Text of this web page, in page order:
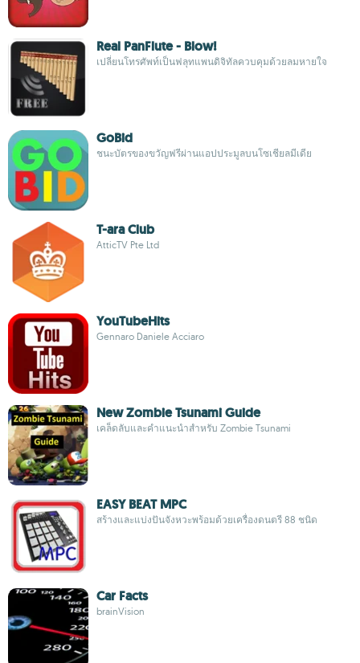
Real PanFlute - Blow!
เปลี่ยนโทรศัพท์เป็นฟลุทแพนดิจิทัลควบคุมด้วยลมหายใจ
GoBid
ชนะบัตรของขวัญฟรีผ่านแอปประมูลบนโซเชียลมีเดีย
T-ara Club
AtticTV Pte Ltd
YouTubeHits
Gennaro Daniele Acciaro
New Zombie Tsunami Guide
เคล็ดลับและคำแนะนำสำหรับ Zombie Tsunami
EASY BEAT MPC
สร้างและแบ่งปันจังหวะพร้อมด้วยเครื่องดนตรี 88 ชนิด
Car Facts
brainVision